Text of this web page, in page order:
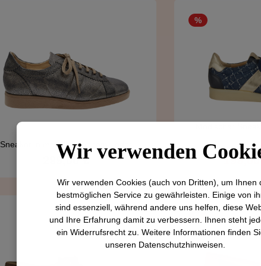
Sneaker in metallicfarbenem Leder
Regulärer Preis:
299,00 €
Details
Rabatt
%
Modischer
Rabatt
Wir verwenden
Wir verwenden Cookies (auch von Dritten), um Ihnen
bestmöglichen Service zu gewährleisten. Einige von
sind essenziell, während andere uns helfen, diese
und Ihre Erfahrung damit zu verbessern. Ihnen steht
ein Widerrufsrecht zu. Weitere Informationen finden
unseren Datenschutzhinweisen